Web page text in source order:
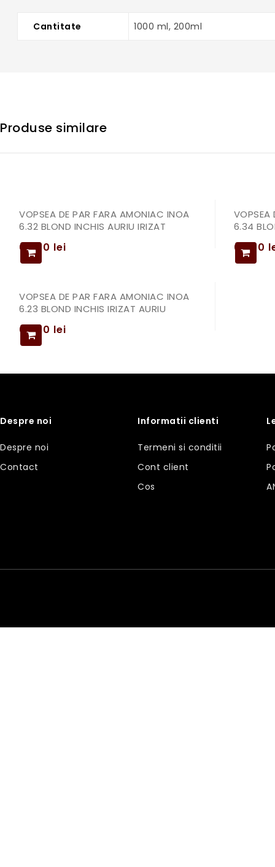
Cantitate 1000 ml, 200ml
Produse similare
VOPSEA DE PAR FARA AMONIAC INOA
6.32 BLOND INCHIS AURIU IRIZAT
69,00 lei
VOPSEA
6.34
69,00
VOPSEA DE PAR FARA AMONIAC INOA
6.23 BLOND INCHIS IRIZAT AURIU
69,00 lei
Despre noi
Despre noi
Contact
Informatii clienti
Termeni si conditii
Cont client
Cos